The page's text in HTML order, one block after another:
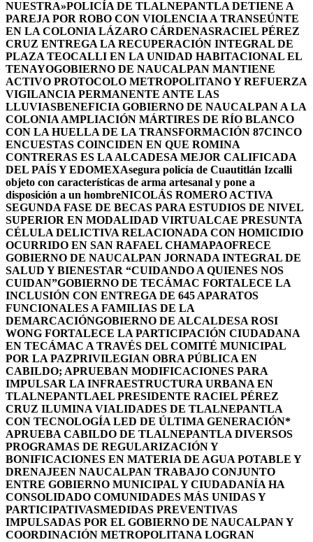
NUESTRA»POLICÍA DE TLALNEPANTLA DETIENE A
PAREJA POR ROBO CON VIOLENCIA A TRANSEÚNTE
EN LA COLONIA LÁZARO CÁRDENASRACIEL PÉREZ
CRUZ ENTREGA LA RECUPERACIÓN INTEGRAL DE
PLAZA TEOCALLI EN LA UNIDAD HABITACIONAL EL
TENAYOGOBIERNO DE NAUCALPAN MANTIENE
ACTIVO PROTOCOLO METROPOLITANO Y REFUERZA
VIGILANCIA PERMANENTE ANTE LAS
LLUVIASBENEFICIA GOBIERNO DE NAUCALPAN A LA
COLONIA AMPLIACIÓN MÁRTIRES DE RÍO BLANCO
CON LA HUELLA DE LA TRANSFORMACIÓN 87CINCO
ENCUESTAS COINCIDEN EN QUE ROMINA
CONTRERAS ES LA ALCADESA MEJOR CALIFICADA
DEL PAÍS Y EDOMEXAsegura policía de Cuautitlán Izcalli
objeto con características de arma artesanal y pone a
disposición a un hombreNICOLÁS ROMERO ACTIVA
SEGUNDA FASE DE BECAS PARA ESTUDIOS DE NIVEL
SUPERIOR EN MODALIDAD VIRTUALCAE PRESUNTA
CÉLULA DELICTIVA RELACIONADA CON HOMICIDIO
OCURRIDO EN SAN RAFAEL CHAMAPAOFRECE
GOBIERNO DE NAUCALPAN JORNADA INTEGRAL DE
SALUD Y BIENESTAR “CUIDANDO A QUIENES NOS
CUIDAN”GOBIERNO DE TECÁMAC FORTALECE LA
INCLUSIÓN CON ENTREGA DE 645 APARATOS
FUNCIONALES A FAMILIAS DE LA
DEMARCACIÓNGOBIERNO DE ALCALDESA ROSI
WONG FORTALECE LA PARTICIPACIÓN CIUDADANA
EN TECÁMAC A TRAVÉS DEL COMITÉ MUNICIPAL
POR LA PAZPRIVILEGIAN OBRA PÚBLICA EN
CABILDO; APRUEBAN MODIFICACIONES PARA
IMPULSAR LA INFRAESTRUCTURA URBANA EN
TLALNEPANTLAEL PRESIDENTE RACIEL PÉREZ
CRUZ ILUMINA VIALIDADES DE TLALNEPANTLA
CON TECNOLOGÍA LED DE ÚLTIMA GENERACIÓN*
APRUEBA CABILDO DE TLALNEPANTLA DIVERSOS
PROGRAMAS DE REGULARIZACIÓN Y
BONIFICACIONES EN MATERIA DE AGUA POTABLE Y
DRENAJEEN NAUCALPAN TRABAJO CONJUNTO
ENTRE GOBIERNO MUNICIPAL Y CIUDADANÍA HA
CONSOLIDADO COMUNIDADES MÁS UNIDAS Y
PARTICIPATIVASMEDIDAS PREVENTIVAS
IMPULSADAS POR EL GOBIERNO DE NAUCALPAN Y
COORDINACIÓN METROPOLITANA LOGRAN